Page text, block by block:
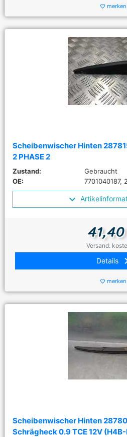
favorite_border merken
Scheibenwischer Hinten
2 PHASE 2
Zustand:
Gebraucht
OE:
7701040187,
Versand:
Details
favorite_border merken
Scheibenwischer Hinten
Schrägheck 0.9 TCE 12V